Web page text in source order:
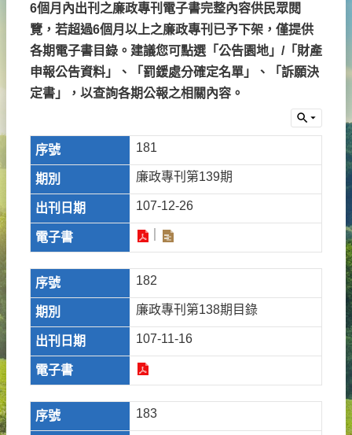
6個月內出刊之廉政專刊電子書完整內容供民眾閱
覽，若超過6個月以上之廉政專刊已予下架，僅提供
各期電子書目錄。建議您可點選「公告園地」/「財產
申報公告資料」、「罰鍰處分確定名單」、「訴願決
定書」，以查詢各期公報之相關內容。
181
廉政專刊第139期
107-12-26
182
廉政專刊第138期目錄
107-11-16
183